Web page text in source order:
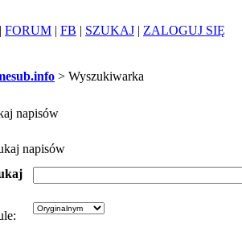
| FORUM | FB | SZUKAJ | ZALOGUJ SIĘ
> Wyszukiwarka
napisów
napisów